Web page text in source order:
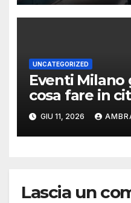
UNCATEGORIZED
Eventi Milano
cosa fare in
mese d’estate
GIU 11, 2026
Lascia un